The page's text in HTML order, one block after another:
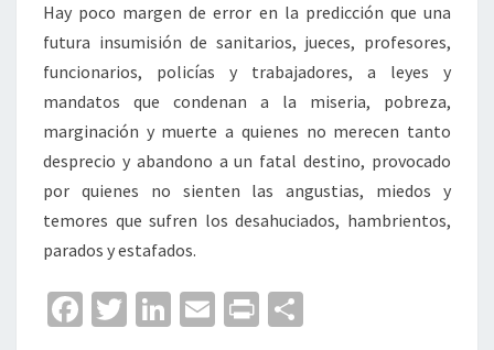
Hay poco margen de error en la predicción que una
futura insumisión de sanitarios, jueces, profesores,
funcionarios, policías y trabajadores, a leyes y
mandatos que condenan a la miseria, pobreza,
marginación y muerte a quienes no merecen tanto
desprecio y abandono a un fatal destino, provocado
por quienes no sienten las angustias, miedos y
temores que sufren los desahuciados, hambrientos,
parados y estafados.
Fa T
Li
E
Pr